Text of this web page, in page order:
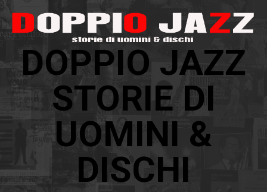
DOPPIO JAZZ
STORIE DI
UOMINI &
DISCHI